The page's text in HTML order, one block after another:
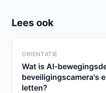
Lees ook
ORIENTATIE
Wat is AI-
beveiligingscamera's
letten?